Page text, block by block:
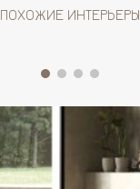
ПОХОЖИЕ ИНТЕРЬЕРЫ